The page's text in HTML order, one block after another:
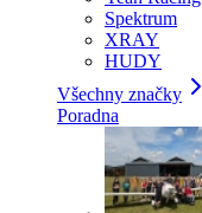
Spektrum
XRAY
HUDY
Všechny značky
Poradna